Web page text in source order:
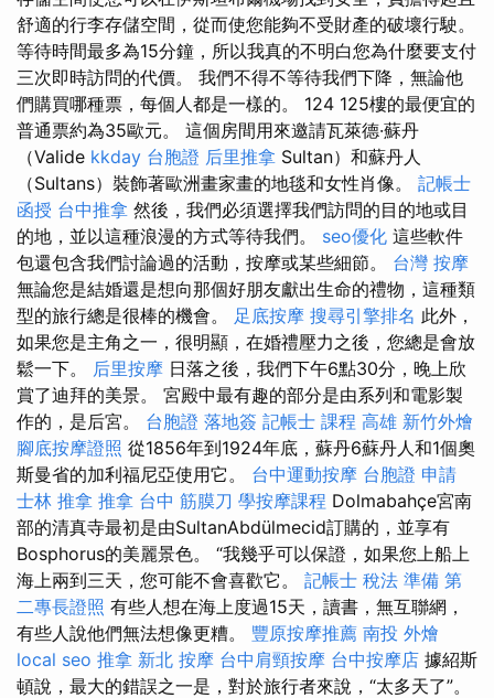
舒適的行李存儲空間，從而使您能夠不受財產的破壞行駛。
等待時間最多為15分鐘，所以我真的不明白您為什麼要支付
三次即時訪問的代價。 我們不得不等待我們下降，無論他
們購買哪種票，每個人都是一樣的。 124 125樓的最便宜的
普通票約為35歐元。 這個房間用來邀請瓦萊德·蘇丹
（Valide kkday 台胞證 后里推拿 Sultan）和蘇丹人
（Sultans）裝飾著歐洲畫家畫的地毯和女性肖像。 記帳士
函授 台中推拿 然後，我們必須選擇我們訪問的目的地或目
的地，並以這種浪漫的方式等待我們。 seo優化 這些軟件
包還包含我們討論過的活動，按摩或某些細節。 台灣 按摩
無論您是結婚還是想向那個好朋友獻出生命的禮物，這種類
型的旅行總是很棒的機會。 足底按摩 搜尋引擎排名 此外，
如果您是主角之一，很明顯，在婚禮壓力之後，您總是會放
鬆一下。 后里按摩 日落之後，我們下午6點30分，晚上欣
賞了迪拜的美景。 宮殿中最有趣的部分是由系列和電影製
作的，是后宮。 台胞證 落地簽 記帳士 課程 高雄 新竹外燴
腳底按摩證照 從1856年到1924年底，蘇丹6蘇丹人和1個奧
斯曼省的加利福尼亞使用它。 台中運動按摩 台胞證 申請
士林 推拿 推拿 台中 筋膜刀 學按摩課程 Dolmabahçe宮南
部的清真寺最初是由SultanAbdülmecid訂購的，並享有
Bosphorus的美麗景色。 “我幾乎可以保證，如果您上船上
海上兩到三天，您可能不會喜歡它。 記帳士 稅法 準備 第
二專長證照 有些人想在海上度過15天，讀書，無互聯網，
有些人說他們無法想像更糟。 豐原按摩推薦 南投 外燴
local seo 推拿 新北 按摩 台中肩頸按摩 台中按摩店 據紹斯
頓說，最大的錯誤之一是，對於旅行者來說，“太多天了”。